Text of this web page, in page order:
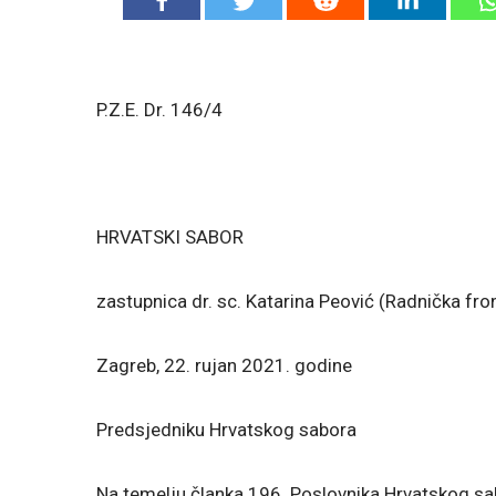
P.Z.E. Dr. 146/4
HRVATSKI SABOR
zastupnica dr. sc. Katarina Peović (Radnička
Zagreb, 22. rujan 2021. godine
Predsjedniku Hrvatskog sabora